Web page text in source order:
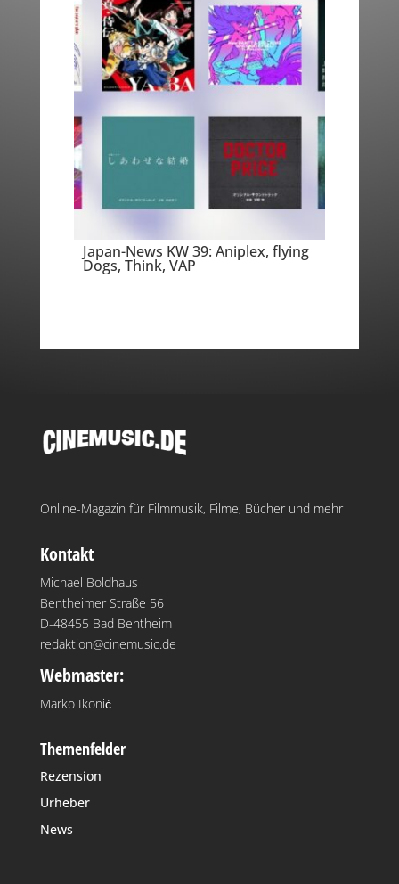
Japan-News KW 39: Aniplex, flying
Dogs, Think, VAP
Online-Magazin für Filmmusik, Filme, Bücher und mehr
Kontakt
Michael Boldhaus
Bentheimer Straße 56
D-48455 Bad Bentheim
redaktion@cinemusic.de
Webmaster:
Marko Ikonić
Themenfelder
Rezension
Urheber
News